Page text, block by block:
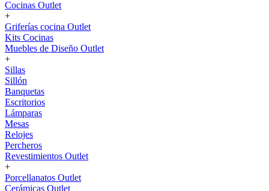
Cocinas Outlet
+
Griferías cocina Outlet
Kits Cocinas
Muebles de Diseño Outlet
+
Sillas
Sillón
Banquetas
Escritorios
Lámparas
Mesas
Relojes
Percheros
Revestimientos Outlet
+
Porcellanatos Outlet
Cerámicas Outlet